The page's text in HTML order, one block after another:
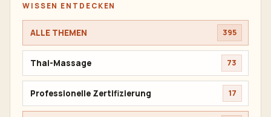
WISSEN ENTDECKEN
ALLE THEMEN 395
Thai-Massage 73
Professionelle Zertifizierung 17